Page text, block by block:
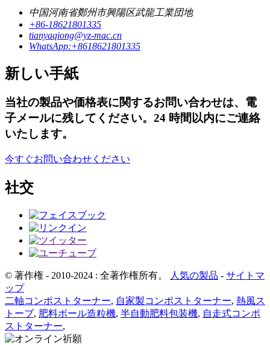
中国河南省鄭州市興陽区武龍工業団地
+86-18621801335
tianyaqiong@yz-mac.cn
WhatsApp:+8618621801335
新しい手紙
当社の製品や価格表に関するお問い合わせは、電
子メールに残してください。24 時間以内にご連絡
いたします。
今すぐお問い合わせください
社交
© 著作権 - 2010-2024 : 全著作権所有。 人気の製品 - サイトマ
ップ
二軸コンポストターナー, 自家製コンポストターナー, 熱風ス
トーブ, 肥料ボール造粒機, 半自動肥料包装機, 自走式コンポ
ストターナー,